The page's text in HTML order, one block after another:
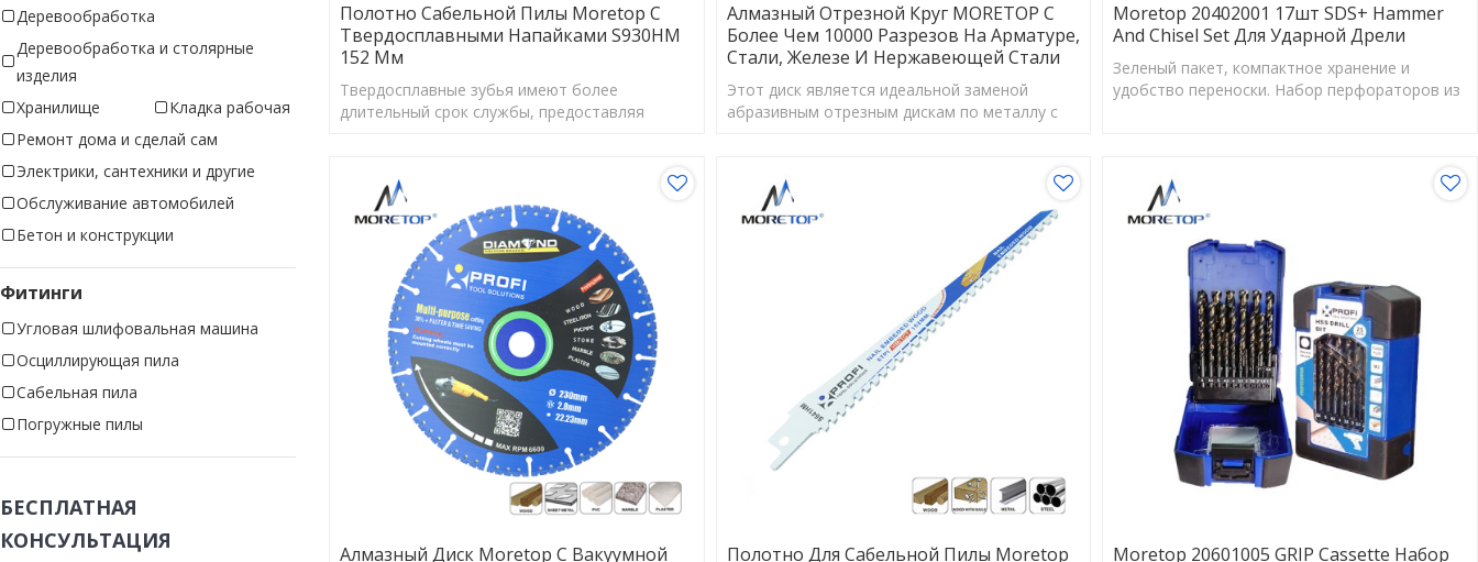
Деревообработка
Деревообработка и столярные
изделия
Хранилище
Кладка рабочая
Ремонт дома и сделай сам
Электрики, сантехники и другие
Обслуживание автомобилей
Бетон и конструкции
Фитинги
Угловая шлифовальная машина
Осциллирующая пила
Сабельная пила
Погружные пилы
БЕСПЛАТНАЯ
КОНСУЛЬТАЦИЯ
Полотно Сабельной Пилы Moretop С
Твердосплавными Напайками S930HM
152 Мм
Твердосплавные зубья имеют более
длительный срок службы, предоставляя
Алмазный Отрезной Круг MORETOP С
Более Чем 10000 Разрезов На Арматуре,
Стали, Железе И Нержавеющей Стали
Этот диск является идеальной заменой
абразивным отрезным дискам по металлу с
Moretop 20402001 17шт SDS+ Hammer
And Chisel Set Для Ударной Дрели
Зеленый пакет, компактное хранение и
удобство переноски. Набор перфораторов из
Алмазный Диск Moretop С Вакуумной
Полотно Для Сабельной Пилы Moretop
Moretop 20601005 GRIP Cassette Набор